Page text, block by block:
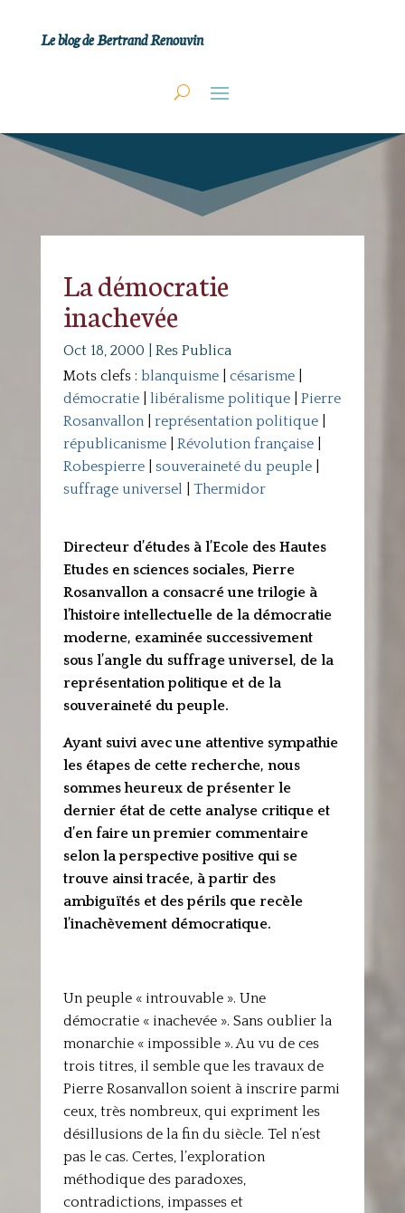
Le blog de Bertrand Renouvin
La démocratie
inachevée
Oct 18, 2000
Res Publica
Mots clefs : blanquisme| césarisme|
démocratie| libéralisme politique| Pierre
Rosanvallon| représentation politique|
républicanisme| Révolution française|
Robespierre| souveraineté du peuple|
suffrage universel
Thermidor
Directeur d’études à l’Ecole des Hautes
Etudes en sciences sociales, Pierre
Rosanvallon a consacré une trilogie à
l’histoire intellectuelle de la démocratie
moderne, examinée successivement
sous l’angle du suffrage universel, de la
représentation politique et de la
souveraineté du peuple.
Ayant suivi avec une attentive sympathie
les étapes de cette recherche, nous
sommes heureux de présenter le
dernier état de cette analyse critique et
d’en faire un premier commentaire
selon la perspective positive qui se
trouve ainsi tracée, à partir des
ambiguïtés et des périls que recèle
l’inachèvement démocratique.
Un peuple « introuvable ». Une
démocratie « inachevée ». Sans oublier la
monarchie « impossible ». Au vu de ces
trois titres, il semble que les travaux de
Pierre Rosanvallon soient à inscrire parmi
ceux, très nombreux, qui expriment les
désillusions de la fin du siècle. Tel n’est
pas le cas. Certes, l’exploration
méthodique des paradoxes,
contradictions, impasses et